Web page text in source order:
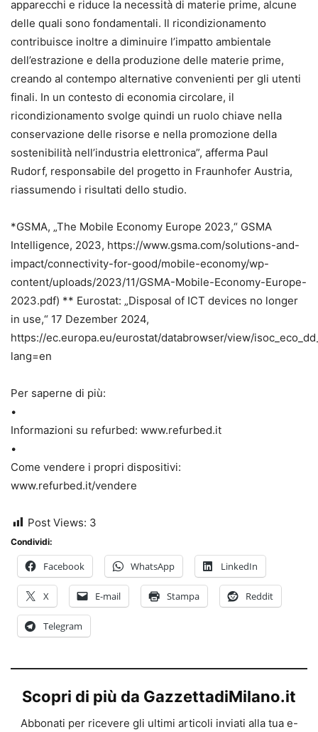
apparecchi e riduce la necessità di materie prime, alcune
delle quali sono fondamentali. Il ricondizionamento
contribuisce inoltre a diminuire l’impatto ambientale
dell’estrazione e della produzione delle materie prime,
creando al contempo alternative convenienti per gli utenti
finali. In un contesto di economia circolare, il
ricondizionamento svolge quindi un ruolo chiave nella
conservazione delle risorse e nella promozione della
sostenibilità nell’industria elettronica”, afferma Paul
Rudorf, responsabile del progetto in Fraunhofer Austria,
riassumendo i risultati dello studio.
*GSMA, „The Mobile Economy Europe 2023,“ GSMA
Intelligence, 2023, https://www.gsma.com/solutions-and-
impact/connectivity-for-good/mobile-economy/wp-
content/uploads/2023/11/GSMA-Mobile-Economy-Europe-
2023.pdf) ** Eurostat: „Disposal of ICT devices no longer
in use,“ 17 Dezember 2024,
https://ec.europa.eu/eurostat/databrowser/view/
lang=en
Per saperne di più:
•
Informazioni su refurbed: www.refurbed.it
•
Come vendere i propri dispositivi:
www.refurbed.it/vendere
Post Views: 3
Condividi:
Facebook WhatsApp LinkedIn
X E-mail Stampa Reddit
Telegram
Scopri di più da GazzettadiMilano.it
Abbonati per ricevere gli ultimi articoli inviati alla tua e-